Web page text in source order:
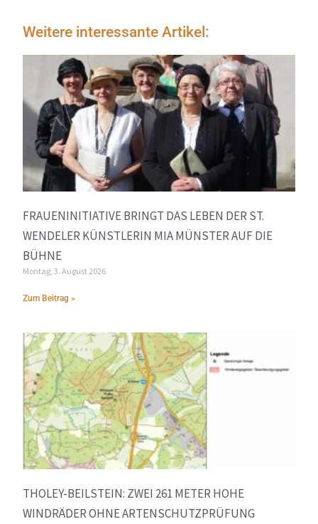
Weitere interessante Artikel:
FRAUENINITIATIVE BRINGT DAS LEBEN DER ST.
WENDELER KÜNSTLERIN MIA MÜNSTER AUF DIE
BÜHNE
Montag, 3. August 2026
Zum Beitrag »
THOLEY-BEILSTEIN: ZWEI 261 METER HOHE
WINDRÄDER OHNE ARTENSCHUTZPRÜFUNG